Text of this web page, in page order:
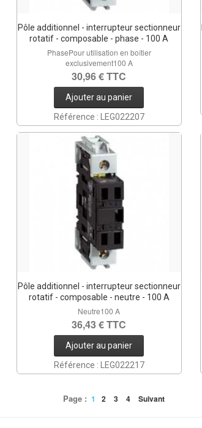
Pôle additionnel - interrupteur sectionneur
rotatif - composable - phase - 100 A
PhasePour utilisation en boîtier
exclusivement100 A
30,96 € TTC
Ajouter au panier
Référence : LEG022207
Pôle additionnel - interrupteur sectionneur
rotatif - composable - neutre - 100 A
Neutre100 A
36,43 € TTC
Ajouter au panier
Référence : LEG022217
Page : 1 2 3 4 Suivant